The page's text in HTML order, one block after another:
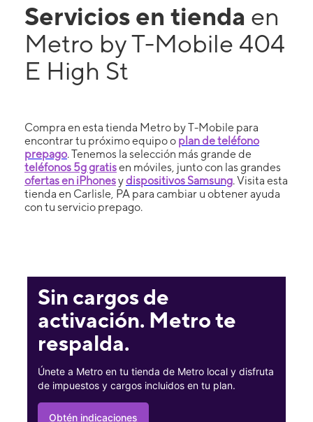
Servicios en tienda en
Metro by T-Mobile 404
E High St
Compra en esta tienda Metro by T-Mobile para
encontrar tu próximo equipo o plan de teléfono
prepago. Tenemos la selección más grande de
teléfonos 5g gratisen móviles, junto con las grandes
ofertas en iPhonesydispositivos Samsung. Visita esta
tienda en Carlisle, PA para cambiar u obtener ayuda
con tu servicio prepago.
Sin cargos de
activación. Metro te
respalda.
Únete a Metro en tu tienda de Metro local y disfruta
de impuestos y cargos incluidos en tu plan.
Obtén indicaciones